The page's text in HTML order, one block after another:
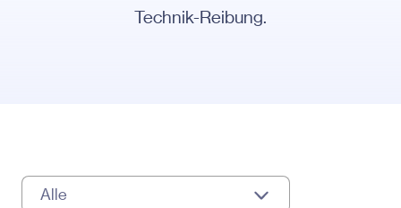
Technik-Reibung.
Alle